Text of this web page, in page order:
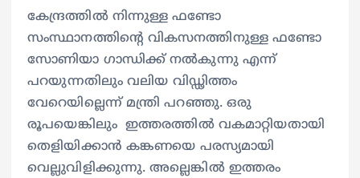
കേന്ദ്രത്തിൽ നിന്നുള്ള ഫണ്ടോ
സംസ്ഥാനത്തിന്റെ വികസനത്തിനുള്ള ഫണ്ടോ
സോണിയാ ഗാന്ധിക്ക് നൽകുന്നു എന്ന്
പറയുന്നതിലും വലിയ വിഡ്ഢിത്തം
വേറെയില്ലെന്ന് മന്ത്രി പറഞ്ഞു. ഒരു
രൂപയെങ്കിലും ഇത്തരത്തിൽ വകമാറ്റിയതായി
തെളിയിക്കാൻ കങ്കണയെ പരസ്യമായി
വെല്ലുവിളിക്കുന്നു. അല്ലെങ്കിൽ ഇത്തരം